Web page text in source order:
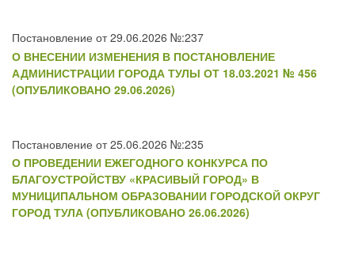
Постановление от 29.06.2026 №:237
О ВНЕСЕНИИ ИЗМЕНЕНИЯ В ПОСТАНОВЛЕНИЕ
АДМИНИСТРАЦИИ ГОРОДА ТУЛЫ ОТ 18.03.2021 № 456
(ОПУБЛИКОВАНО 29.06.2026)
Постановление от 25.06.2026 №:235
О ПРОВЕДЕНИИ ЕЖЕГОДНОГО КОНКУРСА ПО
БЛАГОУСТРОЙСТВУ «КРАСИВЫЙ ГОРОД» В
МУНИЦИПАЛЬНОМ ОБРАЗОВАНИИ ГОРОДСКОЙ ОКРУГ
ГОРОД ТУЛА (ОПУБЛИКОВАНО 26.06.2026)